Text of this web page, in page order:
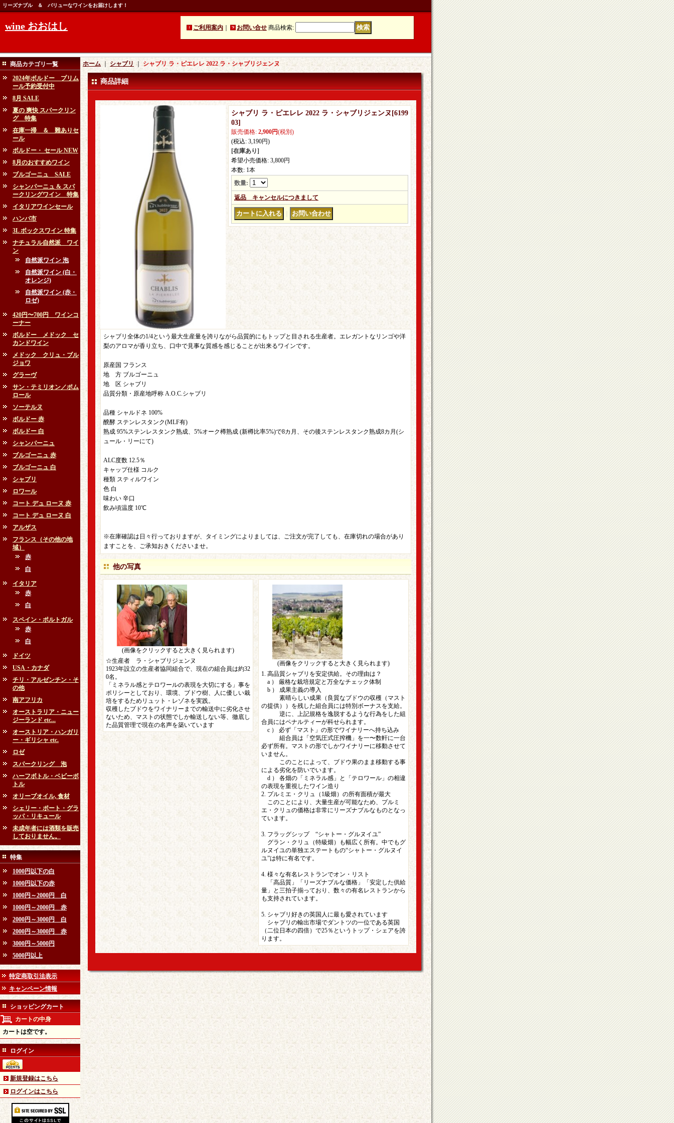
リーズナブル ＆ バリューなワインをお届けします！
wine おおはし ご利用案内 お問い合せ 商品検索:
商品カテゴリ一覧
2024年ボルドー プリム
ール予約受付中
8月 SALE
夏の 爽快 スパークリン
グ 特集
在庫一掃 ＆ 難ありセ
ール
ボルドー・ セール NEW
8月のおすすめワイン
ブルゴーニュ SALE
シャンパーニュ & スパ
ークリングワイン 特集
イタリアワインセール
ハンパ市
3L ボックスワイン 特集
ナチュラル自然派 ワイ
ン
自然派ワイン 泡
自然派ワイン (白・
オレンジ)
自然派ワイン (赤・
ロゼ)
420円〜700円 ワインコ
ーナー
ボルドー メドック セ
カンドワイン
メドック クリュ・ブル
ジョワ
グラーヴ
サン・テミリオン／ポム
ロール
ソーテルヌ
ボルドー 赤
ボルドー 白
シャンパーニュ
ブルゴーニュ 赤
ブルゴーニュ 白
シャブリ
ロワール
コート デュ ローヌ 赤
コート デュ ローヌ 白
アルザス
フランス（その他の地
域）
赤
白
イタリア
赤
白
スペイン・ポルトガル
赤
白
ドイツ
USA・カナダ
チリ・アルゼンチン・そ
の他
南アフリカ
オーストラリア・ニュー
ジーランド etc...
オーストリア・ハンガリ
ー・ギリシャ etc.
ロゼ
スパークリング 泡
ハーフボトル・ベビーボ
トル
オリーブオイル, 食材
シェリー・ポート・グラ
ッパ・リキュール
未成年者には酒類を販売
しておりません。
特集
1000円以下の白
1000円以下の赤
1000円～2000円 白
1000円～2000円 赤
2000円～3000円 白
2000円～3000円 赤
3000円～5000円
5000円以上
特定商取引法表示
キャンペーン情報
ショッピングカート
カートの中身
カートは空です。
ログイン
新規登録はこちら
ログインはこちら
ホーム シャブリ ｜ シャブリ ラ・ピエレレ 2022 ラ・シャブリジェンヌ
商品詳細
シャブリ ラ・ピエレレ 2022 ラ・シャブリジェンヌ [6199
03]
販売価格: 2,900円(税別)
(税込: 3,190円)
[在庫あり]
希望小売価格: 3,800円
本数: 1本
数量:
返品 キャンセルにつきまして
シャブリ全体の1/4という最大生産量を誇りながら品質的にもトップと目される生産者。エレガントなリンゴや洋
梨のアロマが香り立ち、口中で見事な質感を感じることが出来るワインです。
原産国 フランス
地 方 ブルゴーニュ
地 区 シャブリ
品質分類・原産地呼称 A.O.C.シャブリ
品種 シャルドネ 100%
醗酵 ステンレスタンク(MLF有)
熟成 95%ステンレスタンク熟成、5%オーク樽熟成 (新樽比率5%)で8カ月、その後ステンレスタンク熟成8カ月(シ
ュール・リーにて)
ALC度数 12.5％
キャップ仕様 コルク
種類 スティルワイン
色 白
味わい 辛口
飲み頃温度 10℃
※在庫確認は日々行っておりますが、タイミングによりましては、ご注文が完了しても、在庫切れの場合があり
ますことを、ご承知おきくださいませ。
他の写真
(画像をクリックすると大きく見られます)
☆生産者 ラ・シャブリジェンヌ
1923年設立の生産者協同組合で、現在の組合員は約32
0名。
「ミネラル感とテロワールの表現を大切にする」事を
ポリシーとしており、環境、ブドウ樹、人に優しい栽
培をするためリュット・レゾネを実践。
収穫したブドウをワイナリーまでの輸送中に劣化させ
ないため、マストの状態でしか輸送しない等、徹底し
た品質管理で現在の名声を築いています
(画像をクリックすると大きく見られます)
1. 高品質シャブリを安定供給。その理由は？
a ） 厳格な栽培規定と万全なチェック体制
b ） 成果主義の導入
素晴らしい成果（良質なブドウの収穫（マスト
の提供））を残した組合員には特別ボーナスを支給。
逆に、上記規格を逸脱するような行為をした組
合員にはペナルティーが科せられます。
c ） 必ず「マスト」の形でワイナリーへ持ち込み
組合員は「空気圧式圧搾機」を一〜数軒に一台
必ず所有。マストの形でしかワイナリーに移動させて
いません。
このことによって、ブドウ果のまま移動する事
による劣化を防いでいます。
d ） 各畑の「ミネラル感」と「テロワール」の相違
の表現を重視したワイン造り
2. プルミエ・クリュ（1級畑）の所有面積が最大
このことにより、大量生産が可能なため、プルミ
エ・クリュの価格は非常にリーズナブルなものとなっ
ています。
3. フラッグシップ “シャトー・グルヌイユ”
グラン・クリュ（特級畑）も幅広く所有。中でもグ
ルヌイユの単独エステートもの“シャトー・グルヌイ
ユ”は特に有名です。
4. 様々な有名レストランでオン・リスト
「高品質」「リーズナブルな価格」「安定した供給
量」と三拍子揃っており、数々の有名レストランから
も支持されています。
5. シャブリ好きの英国人に最も愛されています
シャブリの輸出市場でダントツの一位である英国
（二位日本の四倍）で25％というトップ・シェアを誇
ります。